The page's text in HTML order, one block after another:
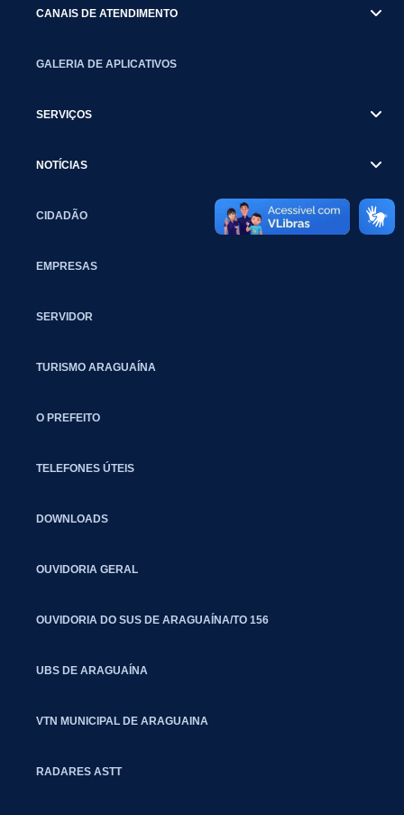
CANAIS DE ATENDIMENTO
GALERIA DE APLICATIVOS
SERVIÇOS
NOTÍCIAS
CIDADÃO
EMPRESAS
SERVIDOR
TURISMO ARAGUAÍNA
O PREFEITO
TELEFONES ÚTEIS
DOWNLOADS
OUVIDORIA GERAL
OUVIDORIA DO SUS DE ARAGUAÍNA/TO 156
UBS DE ARAGUAÍNA
VTN MUNICIPAL DE ARAGUAINA
RADARES ASTT